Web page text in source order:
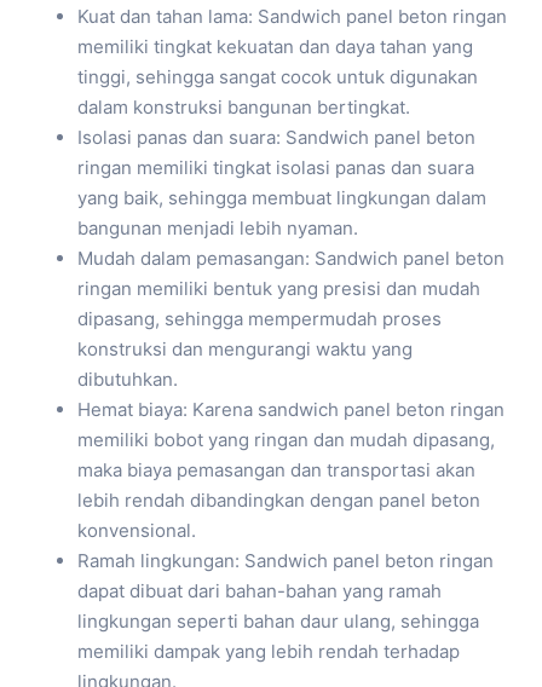
Kuat dan tahan lama: Sandwich panel beton ringan
memiliki tingkat kekuatan dan daya tahan yang
tinggi, sehingga sangat cocok untuk digunakan
dalam konstruksi bangunan bertingkat.
Isolasi panas dan suara: Sandwich panel beton
ringan memiliki tingkat isolasi panas dan suara
yang baik, sehingga membuat lingkungan dalam
bangunan menjadi lebih nyaman.
Mudah dalam pemasangan: Sandwich panel beton
ringan memiliki bentuk yang presisi dan mudah
dipasang, sehingga mempermudah proses
konstruksi dan mengurangi waktu yang
dibutuhkan.
Hemat biaya: Karena sandwich panel beton ringan
memiliki bobot yang ringan dan mudah dipasang,
maka biaya pemasangan dan transportasi akan
lebih rendah dibandingkan dengan panel beton
konvensional.
Ramah lingkungan: Sandwich panel beton ringan
dapat dibuat dari bahan-bahan yang ramah
lingkungan seperti bahan daur ulang, sehingga
memiliki dampak yang lebih rendah terhadap
lingkungan.